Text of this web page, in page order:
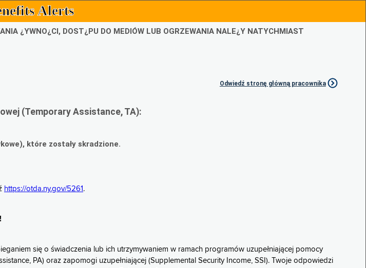
Alerts
¿YWNO¿CI, DOST¿PU DO MEDIÓW LUB OGRZEWANIA NALE¿Y NATYCHMIAST
Odwiedź stronę główną pracownika
(Temporary Assistance, TA):
które zostały skradzione.
https://otda.ny.gov/5261 .
się o świadczenia lub ich utrzymywaniem w ramach programów uzupełniającej pomocy
PA) oraz zapomogi uzupełniającej (Supplemental Security Income, SSI). Twoje odpowiedzi